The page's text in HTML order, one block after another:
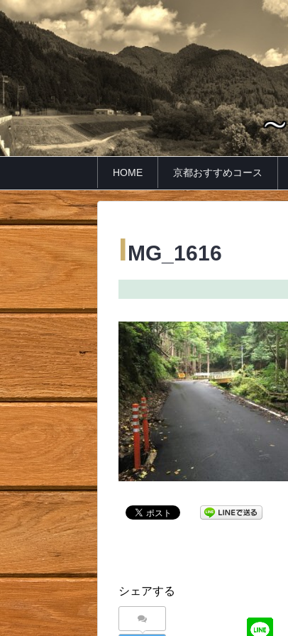
HOME 京都おすすめコース
IMG_1616
シェアする